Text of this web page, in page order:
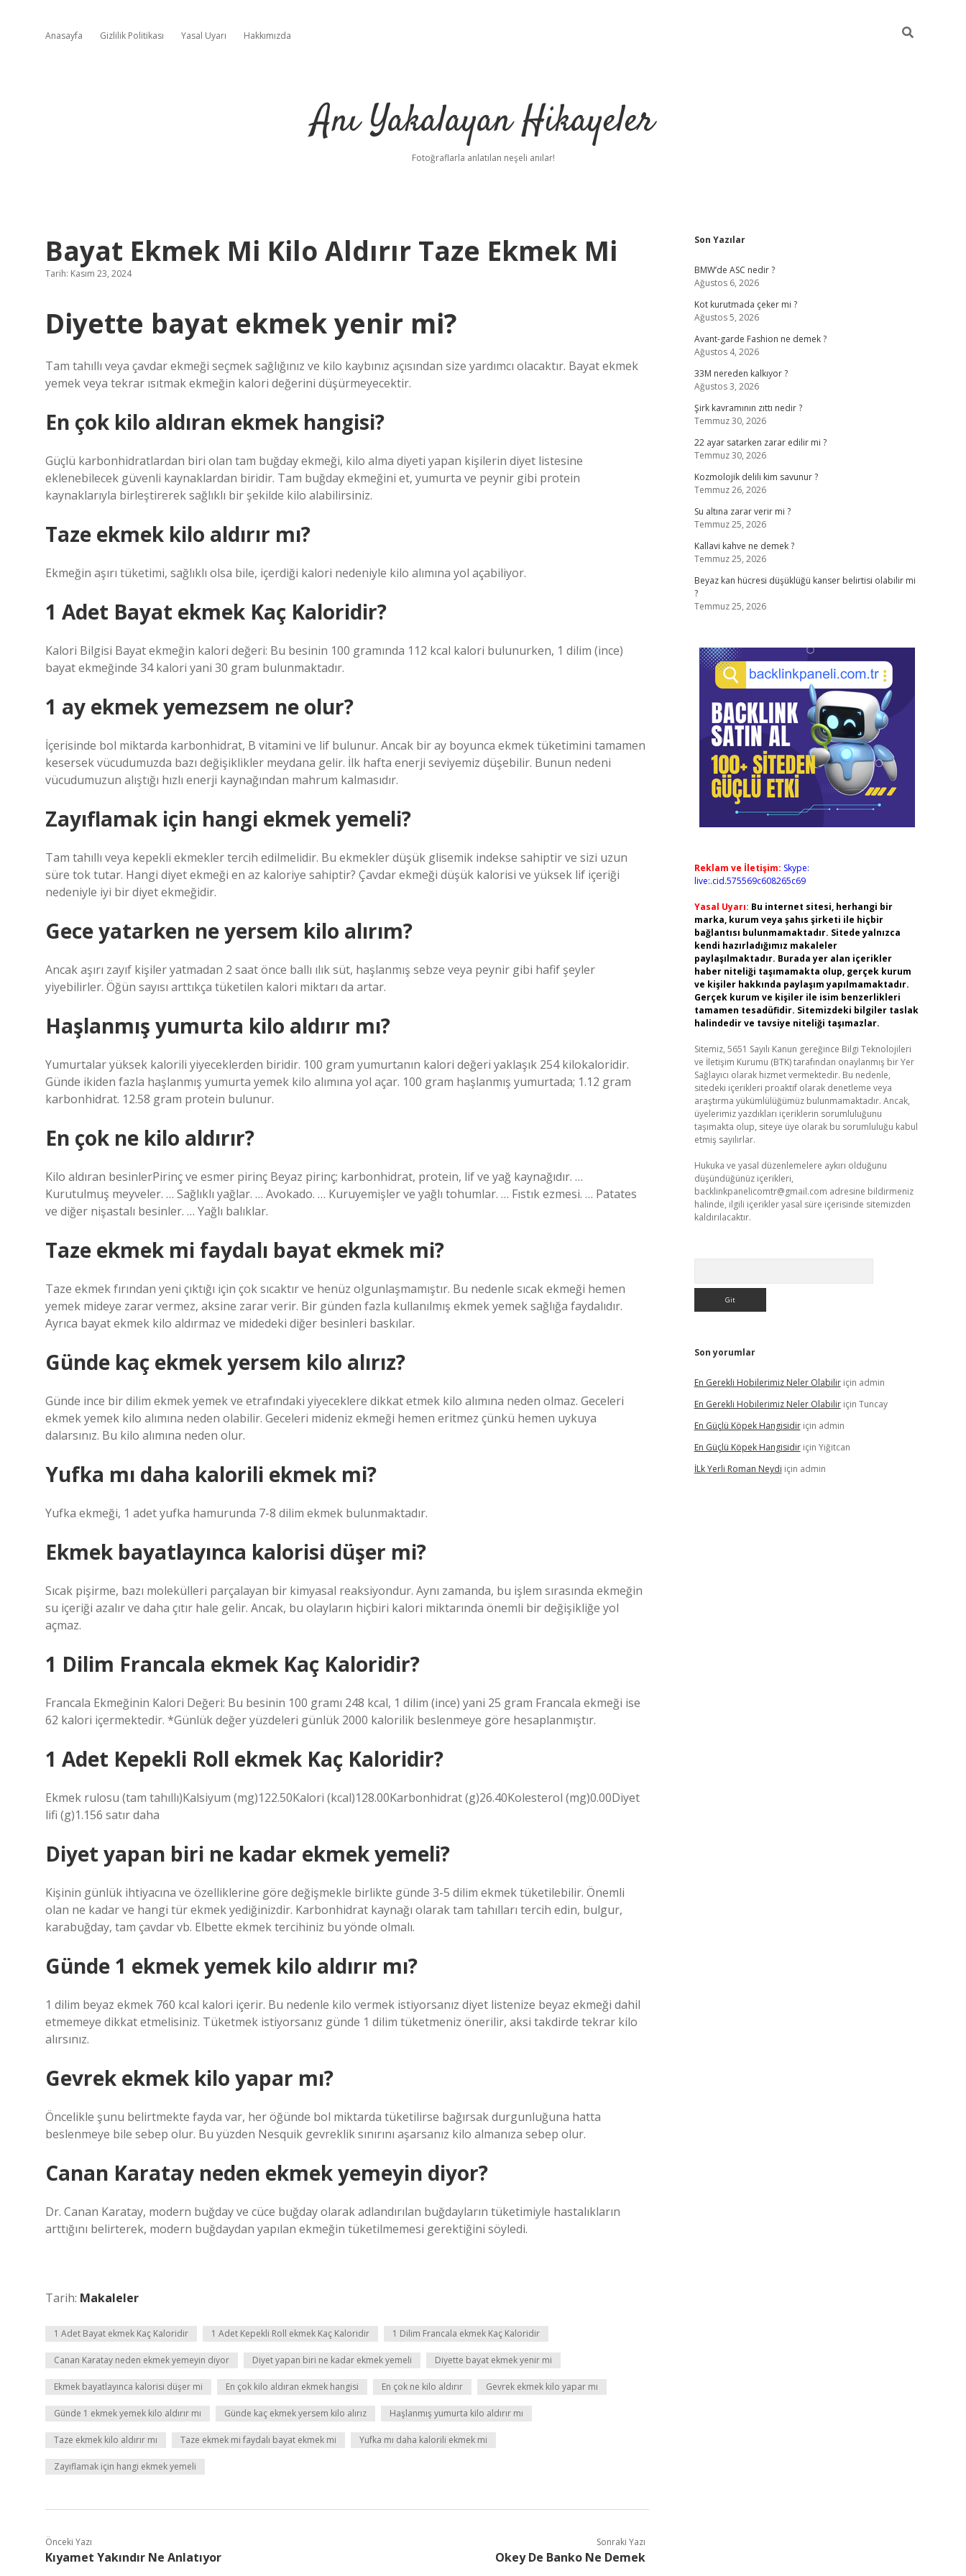
Anasayfa Gizlilik Politikası Yasal Uyarı Hakkımızda
Anı Yakalayan Hikayeler
Fotoğraflarla anlatılan neşeli anılar!
Bayat Ekmek Mi Kilo Aldırır Taze Ekmek Mi
Tarih: Kasım 23, 2024
Diyette bayat ekmek yenir mi?
Tam tahıllı veya çavdar ekmeği seçmek sağlığınız ve kilo kaybınız açısından size yardımcı olacaktır. Bayat ekmek
yemek veya tekrar ısıtmak ekmeğin kalori değerini düşürmeyecektir.
En çok kilo aldıran ekmek hangisi?
Güçlü karbonhidratlardan biri olan tam buğday ekmeği, kilo alma diyeti yapan kişilerin diyet listesine
eklenebilecek güvenli kaynaklardan biridir. Tam buğday ekmeğini et, yumurta ve peynir gibi protein
kaynaklarıyla birleştirerek sağlıklı bir şekilde kilo alabilirsiniz.
Taze ekmek kilo aldırır mı?
Ekmeğin aşırı tüketimi, sağlıklı olsa bile, içerdiği kalori nedeniyle kilo alımına yol açabiliyor.
1 Adet Bayat ekmek Kaç Kaloridir?
Kalori Bilgisi Bayat ekmeğin kalori değeri: Bu besinin 100 gramında 112 kcal kalori bulunurken, 1 dilim (ince)
bayat ekmeğinde 34 kalori yani 30 gram bulunmaktadır.
1 ay ekmek yemezsem ne olur?
İçerisinde bol miktarda karbonhidrat, B vitamini ve lif bulunur. Ancak bir ay boyunca ekmek tüketimini tamamen
kesersek vücudumuzda bazı değişiklikler meydana gelir. İlk hafta enerji seviyemiz düşebilir. Bunun nedeni
vücudumuzun alıştığı hızlı enerji kaynağından mahrum kalmasıdır.
Zayıflamak için hangi ekmek yemeli?
Tam tahıllı veya kepekli ekmekler tercih edilmelidir. Bu ekmekler düşük glisemik indekse sahiptir ve sizi uzun
süre tok tutar. Hangi diyet ekmeği en az kaloriye sahiptir? Çavdar ekmeği düşük kalorisi ve yüksek lif içeriği
nedeniyle iyi bir diyet ekmeğidir.
Gece yatarken ne yersem kilo alırım?
Ancak aşırı zayıf kişiler yatmadan 2 saat önce ballı ılık süt, haşlanmış sebze veya peynir gibi hafif şeyler
yiyebilirler. Öğün sayısı arttıkça tüketilen kalori miktarı da artar.
Haşlanmış yumurta kilo aldırır mı?
Yumurtalar yüksek kalorili yiyeceklerden biridir. 100 gram yumurtanın kalori değeri yaklaşık 254 kilokaloridir.
Günde ikiden fazla haşlanmış yumurta yemek kilo alımına yol açar. 100 gram haşlanmış yumurtada; 1.12 gram
karbonhidrat. 12.58 gram protein bulunur.
En çok ne kilo aldırır?
Kilo aldıran besinlerPirinç ve esmer pirinç Beyaz pirinç; karbonhidrat, protein, lif ve yağ kaynağıdır. …
Kurutulmuş meyveler. … Sağlıklı yağlar. … Avokado. … Kuruyemişler ve yağlı tohumlar. … Fıstık ezmesi. … Patates
ve diğer nişastalı besinler. … Yağlı balıklar.
Taze ekmek mi faydalı bayat ekmek mi?
Taze ekmek fırından yeni çıktığı için çok sıcaktır ve henüz olgunlaşmamıştır. Bu nedenle sıcak ekmeği hemen
yemek mideye zarar vermez, aksine zarar verir. Bir günden fazla kullanılmış ekmek yemek sağlığa faydalıdır.
Ayrıca bayat ekmek kilo aldırmaz ve midedeki diğer besinleri baskılar.
Günde kaç ekmek yersem kilo alırız?
Günde ince bir dilim ekmek yemek ve etrafındaki yiyeceklere dikkat etmek kilo alımına neden olmaz. Geceleri
ekmek yemek kilo alımına neden olabilir. Geceleri mideniz ekmeği hemen eritmez çünkü hemen uykuya
dalarsınız. Bu kilo alımına neden olur.
Yufka mı daha kalorili ekmek mi?
Yufka ekmeği, 1 adet yufka hamurunda 7-8 dilim ekmek bulunmaktadır.
Ekmek bayatlayınca kalorisi düşer mi?
Sıcak pişirme, bazı molekülleri parçalayan bir kimyasal reaksiyondur. Aynı zamanda, bu işlem sırasında ekmeğin
su içeriği azalır ve daha çıtır hale gelir. Ancak, bu olayların hiçbiri kalori miktarında önemli bir değişikliğe yol
açmaz.
1 Dilim Francala ekmek Kaç Kaloridir?
Francala Ekmeğinin Kalori Değeri: Bu besinin 100 gramı 248 kcal, 1 dilim (ince) yani 25 gram Francala ekmeği ise
62 kalori içermektedir. *Günlük değer yüzdeleri günlük 2000 kalorilik beslenmeye göre hesaplanmıştır.
1 Adet Kepekli Roll ekmek Kaç Kaloridir?
Ekmek rulosu (tam tahıllı)Kalsiyum (mg)122.50Kalori (kcal)128.00Karbonhidrat (g)26.40Kolesterol (mg)0.00Diyet
lifi (g)1.156 satır daha
Diyet yapan biri ne kadar ekmek yemeli?
Kişinin günlük ihtiyacına ve özelliklerine göre değişmekle birlikte günde 3-5 dilim ekmek tüketilebilir. Önemli
olan ne kadar ve hangi tür ekmek yediğinizdir. Karbonhidrat kaynağı olarak tam tahılları tercih edin, bulgur,
karabuğday, tam çavdar vb. Elbette ekmek tercihiniz bu yönde olmalı.
Günde 1 ekmek yemek kilo aldırır mı?
1 dilim beyaz ekmek 760 kcal kalori içerir. Bu nedenle kilo vermek istiyorsanız diyet listenize beyaz ekmeği dahil
etmemeye dikkat etmelisiniz. Tüketmek istiyorsanız günde 1 dilim tüketmeniz önerilir, aksi takdirde tekrar kilo
alırsınız.
Gevrek ekmek kilo yapar mı?
Öncelikle şunu belirtmekte fayda var, her öğünde bol miktarda tüketilirse bağırsak durgunluğuna hatta
beslenmeye bile sebep olur. Bu yüzden Nesquik gevreklik sınırını aşarsanız kilo almanıza sebep olur.
Canan Karatay neden ekmek yemeyin diyor?
Dr. Canan Karatay, modern buğday ve cüce buğday olarak adlandırılan buğdayların tüketimiyle hastalıkların
arttığını belirterek, modern buğdaydan yapılan ekmeğin tüketilmemesi gerektiğini söyledi.
Tarih: Makaleler
1 Adet Bayat ekmek Kaç Kaloridir 1 Adet Kepekli Roll ekmek Kaç Kaloridir 1 Dilim Francala ekmek Kaç Kaloridir
Canan Karatay neden ekmek yemeyin diyor Diyet yapan biri ne kadar ekmek yemeli Diyette bayat ekmek yenir mi
Ekmek bayatlayınca kalorisi düşer mi En çok kilo aldıran ekmek hangisi En çok ne kilo aldırır Gevrek ekmek kilo yapar mı
Günde 1 ekmek yemek kilo aldırır mı Günde kaç ekmek yersem kilo alırız Haşlanmış yumurta kilo aldırır mı
Taze ekmek kilo aldırır mı Taze ekmek mi faydalı bayat ekmek mi Yufka mı daha kalorili ekmek mi
Zayıflamak için hangi ekmek yemeli
Önceki Yazı
Kıyamet Yakındır Ne Anlatıyor
Sonraki Yazı
Okey De Banko Ne Demek
Sidebar
Son Yazılar
BMW’de ASC nedir ?
Ağustos 6, 2026
Kot kurutmada çeker mi ?
Ağustos 5, 2026
Avant-garde Fashion ne demek ?
Ağustos 4, 2026
33M nereden kalkıyor ?
Ağustos 3, 2026
Şirk kavramının zıttı nedir ?
Temmuz 30, 2026
22 ayar satarken zarar edilir mi ?
Temmuz 30, 2026
Kozmolojik delili kim savunur ?
Temmuz 26, 2026
Su altına zarar verir mi ?
Temmuz 25, 2026
Kallavi kahve ne demek ?
Temmuz 25, 2026
Beyaz kan hücresi düşüklüğü kanser belirtisi olabilir mi
?
Temmuz 25, 2026
Reklam ve İletişim: Skype:
live:.cid.575569c608265c69
Yasal Uyarı: Bu internet sitesi, herhangi bir
marka, kurum veya şahıs şirketi ile hiçbir
bağlantısı bulunmamaktadır. Sitede yalnızca
kendi hazırladığımız makaleler
paylaşılmaktadır. Burada yer alan içerikler
haber niteliği taşımamakta olup, gerçek kurum
ve kişiler hakkında paylaşım yapılmamaktadır.
Gerçek kurum ve kişiler ile isim benzerlikleri
tamamen tesadüfidir. Sitemizdeki bilgiler taslak
halindedir ve tavsiye niteliği taşımazlar.
Sitemiz, 5651 Sayılı Kanun gereğince Bilgi Teknolojileri
ve İletişim Kurumu (BTK) tarafından onaylanmış bir Yer
Sağlayıcı olarak hizmet vermektedir. Bu nedenle,
sitedeki içerikleri proaktif olarak denetleme veya
araştırma yükümlülüğümüz bulunmamaktadır. Ancak,
üyelerimiz yazdıkları içeriklerin sorumluluğunu
taşımakta olup, siteye üye olarak bu sorumluluğu kabul
etmiş sayılırlar.
Hukuka ve yasal düzenlemelere aykırı olduğunu
düşündüğünüz içerikleri,
backlinkpanelicomtr@gmail.com adresine bildirmeniz
halinde, ilgili içerikler yasal süre içerisinde sitemizden
kaldırılacaktır.
Son yorumlar
En Gerekli Hobilerimiz Neler Olabiliriçin admin
En Gerekli Hobilerimiz Neler Olabiliriçin Tuncay
En Güçlü Köpek Hangisidiriçin admin
En Güçlü Köpek Hangisidiriçin Yiğitcan
İLk Yerli Roman Neydi için admin